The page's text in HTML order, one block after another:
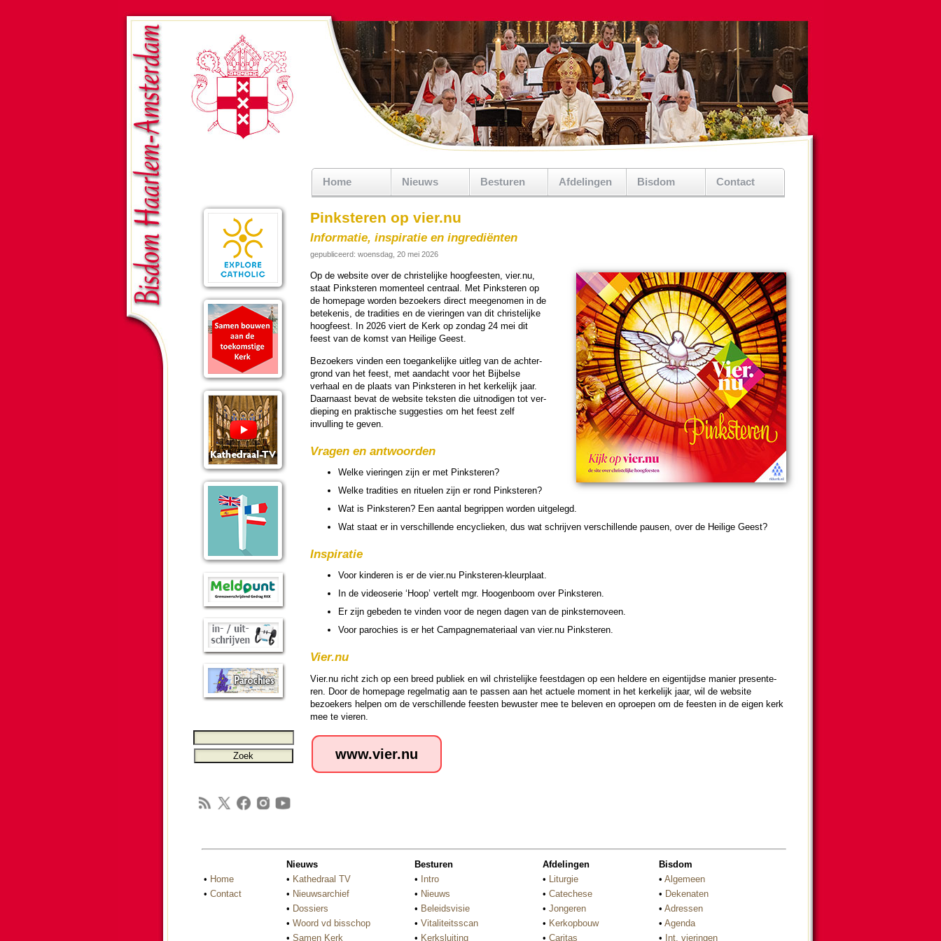
Home Nieuws Besturen Afdelingen Bisdom Contact
Pinksteren op vier.nu
Informatie, inspiratie en ingrediënten
gepubliceerd: woensdag, 20 mei 2026
Op de web­si­te over de chris­te­lijke hoog­feesten, vier.nu,
staat Pink­ste­ren momen­teel centraal. Met Pink­ste­ren op
de homepage wor­den bezoekers direct mee­ge­no­men in de
bete­ke­nis, de tradities en de vie­rin­gen van dit chris­te­lijke
hoog­feest. In 2026 viert de Kerk op zon­dag 24 mei dit
feest van de komst van Heilige Geest.
Bezoekers vin­den een toe­gan­ke­lijke uitleg van de ach­ter­
grond van het feest, met aan­dacht voor het Bijbelse
verhaal en de plaats van Pink­ste­ren in het ker­ke­lijk jaar.
Daar­naast bevat de web­si­te teksten die uit­no­di­gen tot ver­
die­ping en prak­tische sug­ges­ties om het feest zelf
invulling te geven.
Vragen en ant­woor­den
Welke vie­rin­gen zijn er met Pink­ste­ren?
Welke tradities en rituelen zijn er rond Pink­ste­ren?
Wat is Pink­ste­ren? Een aantal begrippen wor­den uit­ge­legd.
Wat staat er in ver­schil­lende en­cy­clie­ken, dus wat schrijven ver­schil­lende pausen, over de Heilige Geest?
In­spi­ra­tie
Voor kin­de­ren is er de vier.nu Pink­ste­ren-kleurplaat.
In de video­se­rie ‘Hoop’ ver­telt mgr. Hoogen­boom over Pink­ste­ren.
Er zijn gebe­den te vin­den voor de negen dagen van de pinkster­noveen.
Voor pa­ro­chies is er het Campagne­ma­te­riaal van vier.nu Pink­ste­ren.
Vier.nu
Vier.nu richt zich op een breed publiek en wil chris­te­lijke feest­da­gen op een hel­dere en eigen­tijdse manier presen­te­
ren. Door de homepage regel­ma­tig aan te passen aan het actuele moment in het ker­ke­lijk jaar, wil de web­si­te
bezoekers helpen om de ver­schil­lende feesten bewuster mee te beleven en oproepen om de feesten in de eigen kerk
mee te vieren.
www.vier.nu
• Home
• Contact
Nieuws
• Kathedraal TV
• Nieuwsarchief
• Dossiers
• Woord vd bisschop
• Samen Kerk
Besturen
• Intro
• Nieuws
• Beleidsvisie
• Vitaliteitsscan
• Kerksluiting
Afdelingen
• Liturgie
• Catechese
• Jongeren
• Kerkopbouw
• Caritas
Bisdom
• Algemeen
• Dekenaten
• Adressen
• Agenda
• Int. vieringen